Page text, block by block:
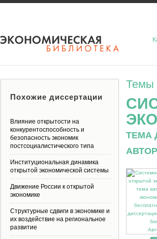
Темы
ТЕМА
Похожие диссертации
Влияние открытости на
конкурентоспособность и
безопасность экономик
постсоциалистического типа
Институциональная динамика
открытой экономической системы
Движение России к открытой
экономике
Структурные сдвиги в экономике и
их воздействие на региональное
развитие